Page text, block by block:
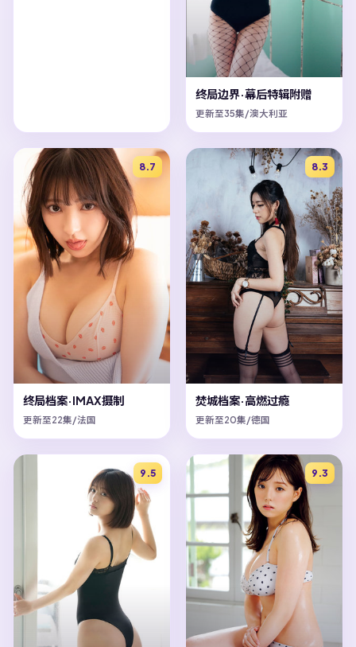
终局边界·幕后特辑附赠
更新至35集/澳大利亚
8.7
终局档案·IMAX摄制
更新至22集/法国
8.3
焚城档案·高燃过瘾
更新至20集/德国
9.5 9.3